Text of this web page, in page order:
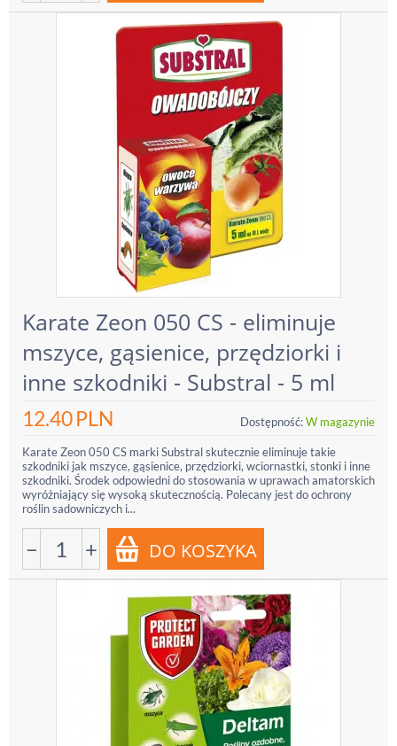
Karate Zeon 050 CS - eliminuje
mszyce, gąsienice, przędziorki i
inne szkodniki - Substral - 5 ml
12.40PLN Dostępność:W magazynie
Karate Zeon 050 CS marki Substral skutecznie eliminuje takie
szkodniki jak mszyce, gąsienice, przędziorki, wciornastki, stonki i inne
szkodniki. Środek odpowiedni do stosowania w uprawach amatorskich
wyróżniający się wysoką skutecznością. Polecany jest do ochrony
roślin sadowniczych i...
− +